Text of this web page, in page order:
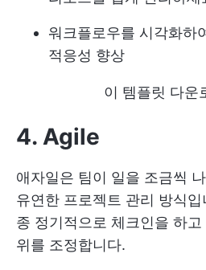
워크플로우를 시각화하
적응성 향상
이 템플릿 다운
4. Agile
애자일은 팀이 일을 조금씩
유연한 프로젝트 관리 방식
종 정기적으로 체크인을 하
위를 조정합니다.